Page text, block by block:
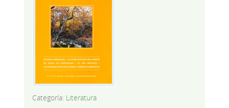
Categoría: Literatura